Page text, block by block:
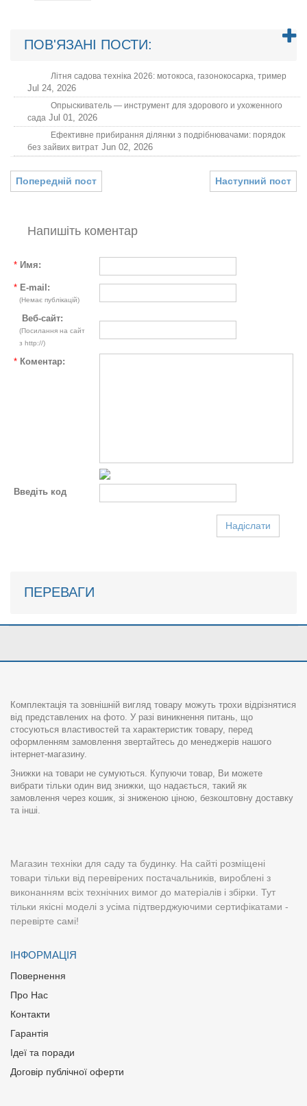
ПОВ'ЯЗАНІ ПОСТИ:
Літня садова техніка 2026: мотокоса, газонокосарка, тример
Jul 24, 2026
Опрыскиватель — инструмент для здорового и ухоженного
сада Jul 01, 2026
Ефективне прибирання ділянки з подрібнювачами: порядок
без зайвих витрат Jun 02, 2026
Попередній пост Наступний пост
Напишіть коментар
* Имя:
* E-mail:
(Немає публікацій)
Веб-сайт:
(Посилання на сайт
з http://)
* Коментар:
Введіть код
Надіслати
ПЕРЕВАГИ
Комплектація та зовнішній вигляд товару можуть трохи відрізнятися
від представлених на фото. У разі виникнення питань, що
стосуються властивостей та характеристик товару, перед
оформленням замовлення звертайтесь до менеджерів нашого
інтернет-магазину.
Знижки на товари не сумуються. Купуючи товар, Ви можете
вибрати тільки один вид знижки, що надається, такий як
замовлення через кошик, зі зниженою ціною, безкоштовну доставку
та інші.
Магазин техніки для саду та будинку. На сайті розміщені
товари тільки від перевірених постачальників, вироблені з
виконанням всіх технічних вимог до матеріалів і збірки. Тут
тільки якісні моделі з усіма підтверджуючими сертифікатами -
перевірте самі!
ІНФОРМАЦІЯ
Повернення
Про Нас
Контакти
Гарантія
Ідеї та поради
Договір публічної оферти